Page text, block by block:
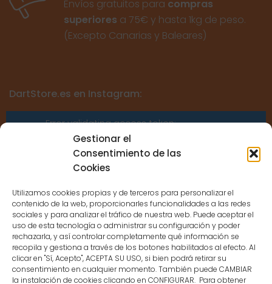
Gestionar el
Consentimiento de las
Cookies
Utilizamos cookies propias y de terceros para personalizar el
contenido de la web, proporcionarles funcionalidades a las redes
sociales y para analizar el tráfico de nuestra web. Puede aceptar el
uso de esta tecnología o administrar su configuración y poder
rechazarla, y así controlar completamente qué información se
recopila y gestiona a través de los botones habilitados al efecto. Al
clicar en "Sí, Acepto", ACEPTA SU USO, si bien podrá retirar su
consentimiento en cualquier momento. También puede CAMBIAR
la instalación de cookies clicando en CONFIGURAR. Para obtener
Envíos gratuitos para compras
superiores a 75€ y hasta 1kg de peso.
(Excepto Canarias y Baleares)
DartStore.es en Instagram:
Error validating access token:
Sessions for the user are not allowed
because the user is not a confirmed
CONTACTO
MENÚ PRINCIPAL